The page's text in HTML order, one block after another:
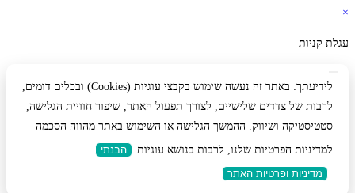
×
עגלת קניות
לידיעתך: באתר זה נעשה שימוש בקבצי עוגיות (Cookies) ובכלים דומים,
לרבות של צדדים שלישיים, לצורך תפעול האתר, שיפור חוויית הגלישה,
סטטיסטיקה ושיווק. ההמשך הגלישה או השימוש באתר מהווה הסכמה
למדיניות הפרטיות שלנו, לרבות בנושא עוגיות
הבנתי
מדיניות ופרטיות האתר